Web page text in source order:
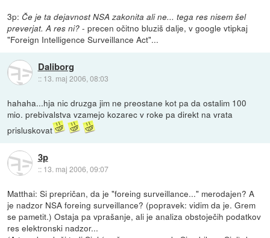
3p: Če je ta dejavnost NSA zakonita ali ne... tega res nisem šel
preverjat. A res ni? - precen očitno bluziš dalje, v google vtipkaj
"Foreign Intelligence Surveillance Act"...
Daliborg
:: 13. maj 2006, 08:03
hahaha...hja nic druzga jim ne preostane kot pa da ostalim 100
mio. prebivalstva vzamejo kozarec v roke pa direkt na vrata
prisluskovat
3p
:: 13. maj 2006, 09:07
Matthai: Si prepričan, da je "foreing surveillance..." merodajen? A
je nadzor NSA foreing surveillance? (popravek: vidim da je. Grem
se pametit.) Ostaja pa vprašanje, ali je analiza obstoječih podatkov
res elektronski nadzor...